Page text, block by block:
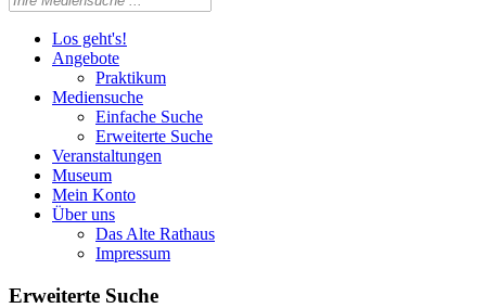
Los geht's!
Angebote
Praktikum
Mediensuche
Einfache Suche
Erweiterte Suche
Veranstaltungen
Museum
Mein Konto
Über uns
Das Alte Rathaus
Impressum
Erweiterte Suche